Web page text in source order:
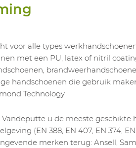
voor alle types
met een PU, latex of nitril
handschoenen die gebruik
Technology
u de meeste geschikte
(EN 388, EN 407, EN 374, EN
merken terug: Ansell,